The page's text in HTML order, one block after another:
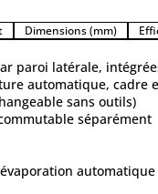
Dimensions (mm)
paroi latérale,
automatique,
sans outils)
séparément